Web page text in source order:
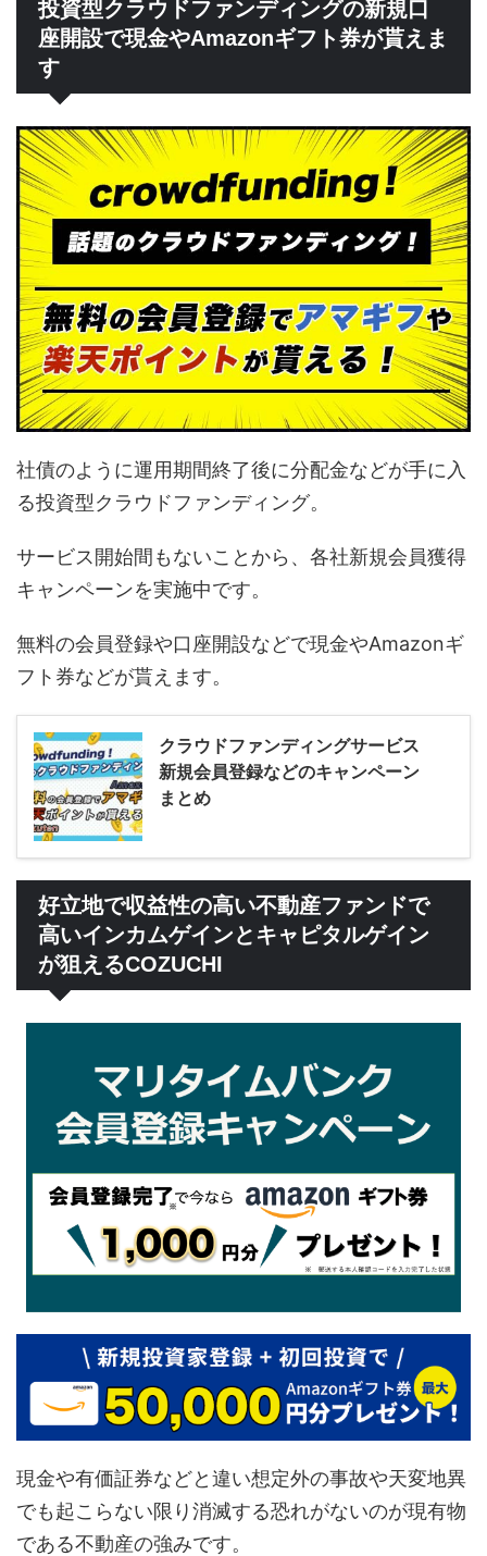
投資型クラウドファンディングの新規口
座開設で現金やAmazonギフト券が貰えま
す
社債のように運用期間終了後に分配金などが手に入
る投資型クラウドファンディング。
サービス開始間もないことから、各社新規会員獲得
キャンペーンを実施中です。
無料の会員登録や口座開設などで現金やAmazonギ
フト券などが貰えます。
クラウドファンディングサービス
新規会員登録などのキャンペーン
まとめ
好立地で収益性の高い不動産ファンドで
高いインカムゲインとキャピタルゲイン
が狙えるCOZUCHI
現金や有価証券などと違い想定外の事故や天変地異
でも起こらない限り消滅する恐れがないのが現有物
である不動産の強みです。